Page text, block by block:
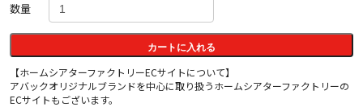
数量
カートに入れる
【ホームシアターファクトリーECサイトについて】
アバックオリジナルブランドを中心に取り扱うホームシアターファクトリーの
ECサイトもございます。